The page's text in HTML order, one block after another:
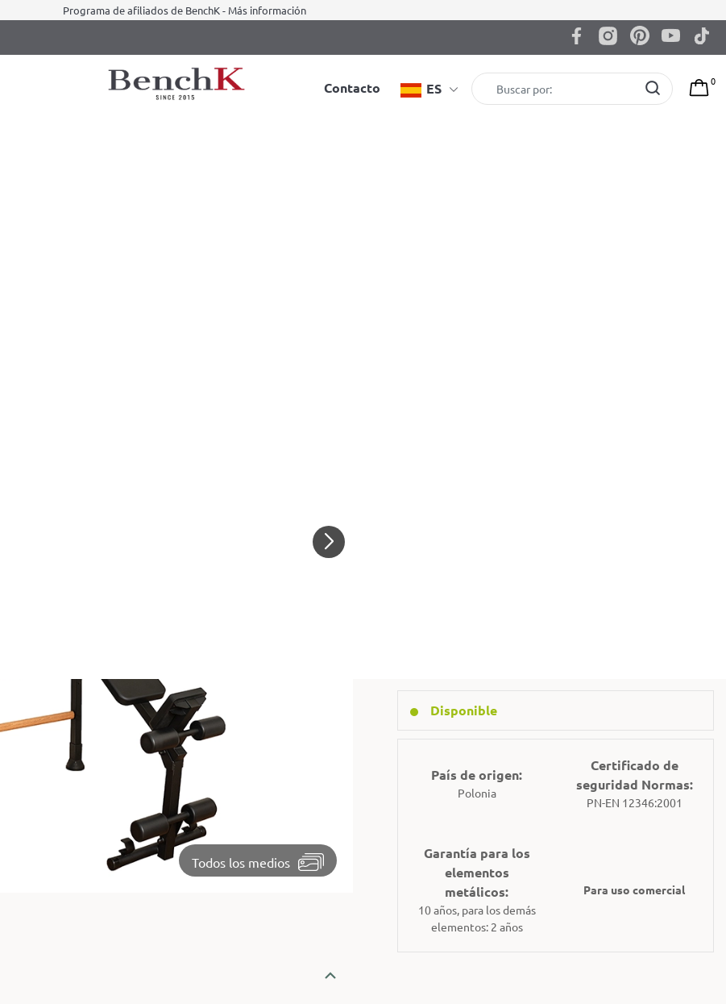
Programa de afiliados de BenchK - Más información
Contacto ES 0
⏵
Todos los medios
Disponible
País de origen:
Polonia
Certificado de
seguridad Normas:
PN-EN 12346:2001
Garantía para los
elementos
metálicos:
10 años, para los demás
elementos: 2 años
Para uso comercial